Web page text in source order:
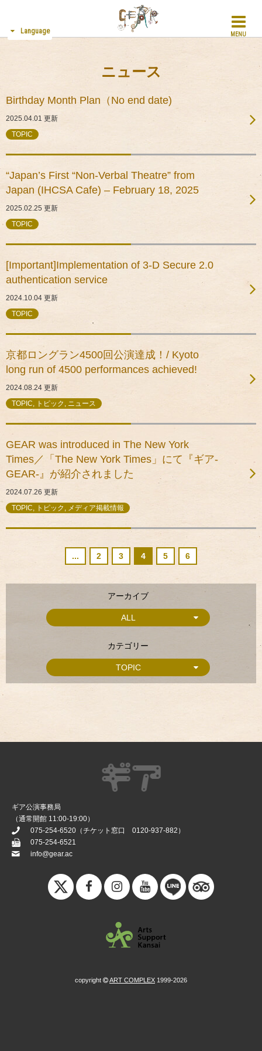
MENU
Language
ニュース
Birthday Month Plan（No end date)
2025.04.01 更新
TOPIC
“Japan’s First “Non-Verbal Theatre” from
Japan (IHCSA Cafe) – February 18, 2025
2025.02.25 更新
TOPIC
[Important]Implementation of 3-D Secure 2.0
authentication service
2024.10.04 更新
TOPIC
京都ロングラン4500回公演達成！/ Kyoto
long run of 4500 performances achieved!
2024.08.24 更新
TOPIC, トピック, ニュース
GEAR was introduced in The New York
Times／「The New York Times」にて『ギア-
GEAR-』が紹介されました
2024.07.26 更新
TOPIC, トピック, メディア掲載情報
... 2 3 4 5 6
アーカイブ
ALL
カテゴリー
TOPIC
ギア公演事務局
（通常開館 11:00-19:00）
075-254-6520 （チケット窓口 0120-937-882 ）
075-254-6521
info@gear.ac
copyright ART COMPLEX 1999-2026